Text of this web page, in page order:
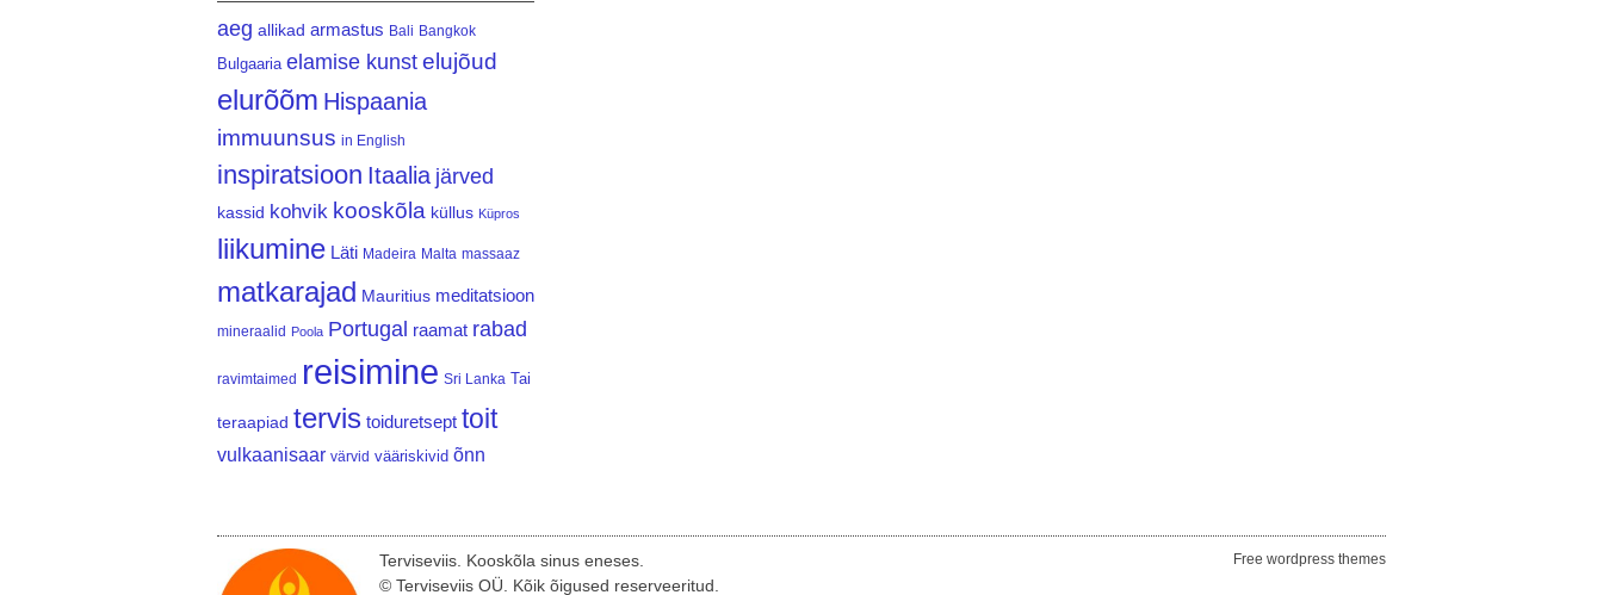
aeg allikad armastus Bali Bangkok
Bulgaaria elamise kunst elujõud
elurõõm Hispaania
immuunsus in English
inspiratsioon Itaalia järved
kassid kohvik kooskõla küllus Küpros
liikumine Läti Madeira Malta massaaz
matkarajad Mauritius meditatsioon
mineraalid Poola Portugal raamat rabad
ravimtaimed reisimine Sri Lanka Tai
teraapiad tervis toiduretsept toit
vulkaanisaar värvid vääriskivid õnn
Terviseviis. Kooskõla sinus eneses.
© Terviseviis OÜ. Kõik õigused reserveeritud.
Free wordpress themes